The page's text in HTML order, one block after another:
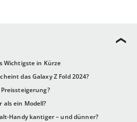
Wichtigste in Kürze
das Galaxy Z Fold 2024?
ein Modell?
Handy kantiger – und dünner?